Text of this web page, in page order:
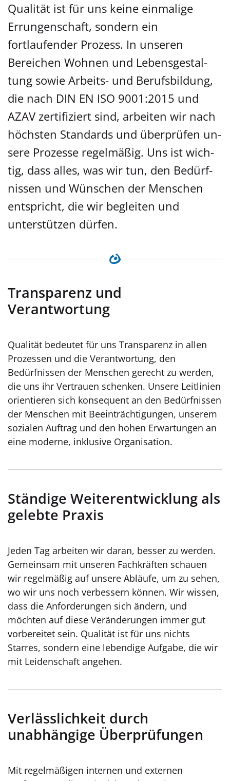
Qualität ist für uns keine ein­ma­li­ge
Errungenschaft, son­dern ein
fortlaufender Pro­zess. In unseren
Bereichen Wohnen und Le­bens­ge­stal­
tung sowie Arbeits- und Be­rufs­bil­dung,
die nach DIN EN ISO 9001:2015 und
AZAV zer­ti­fi­ziert sind, arbeiten wir nach
höchsten Standards und über­prü­fen un­
se­re Prozesse re­gel­mä­ßig. Uns ist wich­
tig, dass alles, was wir tun, den Be­dürf­
nis­sen und Wünschen der Men­schen
entspricht, die wir begleiten und
unterstützen dür­fen.
Transparenz und
Verantwortung
Qualität bedeutet für uns Transparenz in allen
Prozessen und die Verantwortung, den
Bedürfnissen der Menschen gerecht zu werden,
die uns ihr Vertrauen schenken. Unsere Leitlinien
orientieren sich konsequent an den Bedürfnissen
der Menschen mit Beeinträchtigungen, unserem
sozialen Auftrag und den hohen Erwartungen an
eine moderne, inklusive Organisation.
Ständige Weiterentwicklung als
gelebte Praxis
Jeden Tag arbeiten wir daran, besser zu werden.
Gemeinsam mit unseren Fachkräften schauen
wir regelmäßig auf unsere Abläufe, um zu sehen,
wo wir uns noch verbessern können. Wir wissen,
dass die Anforderungen sich ändern, und
möchten auf diese Veränderungen immer gut
vorbereitet sein. Qualität ist für uns nichts
Starres, sondern eine lebendige Aufgabe, die wir
mit Leidenschaft angehen.
Verlässlichkeit durch
unabhängige Überprüfungen
Mit regelmäßigen internen und externen